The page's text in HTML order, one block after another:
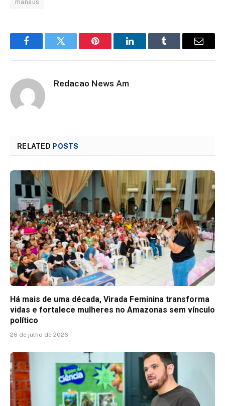
manaus
FacebookTwitter Pinterest LinkedInTumblr Email
Redacao News Am
RELATED POSTS
Há mais de uma década, Virada Feminina transforma
vidas e fortalece mulheres no Amazonas sem vínculo
político
26 de julho de 2026